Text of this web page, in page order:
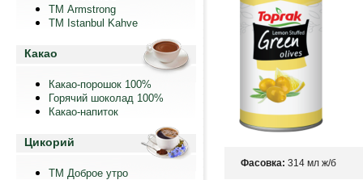
ТМ Armstrong
TM Istanbul Kahve
Какао
Какао-порошок 100%
Горячий шоколад 100%
Какао-напиток
Цикорий
ТМ Доброе утро
Фасовка: 314 мл ж/б